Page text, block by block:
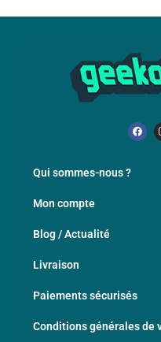
Qui sommes-nous ?
Mon compte
Blog / Actualité
Livraison
Paiements sécurisés
Conditions générales de